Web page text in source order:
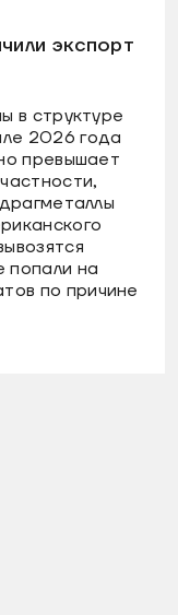
экспорт
в структуре
2026 года
превышает
попали на
по причине